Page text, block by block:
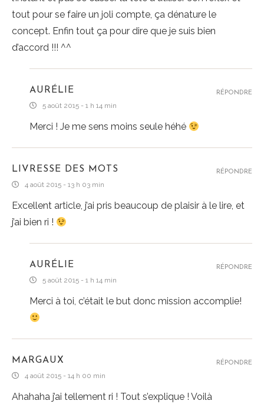
tout pour se faire un joli compte, ça dénature le
concept. Enfin tout ça pour dire que je suis bien
d’accord !!! ^^
AURÉLIE
5 août 2015 - 1 h 14 min
Merci ! Je me sens moins seule héhé
RÉPONDRE
LIVRESSE DES MOTS
4 août 2015 - 13 h 03 min
Excellent article, j’ai pris beaucoup de plaisir à le lire, et
j’ai bien ri !
RÉPONDRE
AURÉLIE
5 août 2015 - 1 h 14 min
Merci à toi, c’était le but donc mission accomplie!
RÉPONDRE
MARGAUX
4 août 2015 - 14 h 00 min
Ahahaha j’ai tellement ri ! Tout s’explique ! Voilà
RÉPONDRE